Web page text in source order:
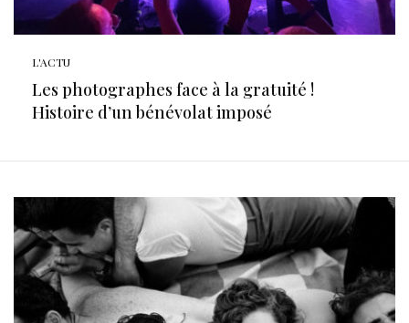
L'ACTU
Les photographes face à la gratuité !
Histoire d’un bénévolat imposé